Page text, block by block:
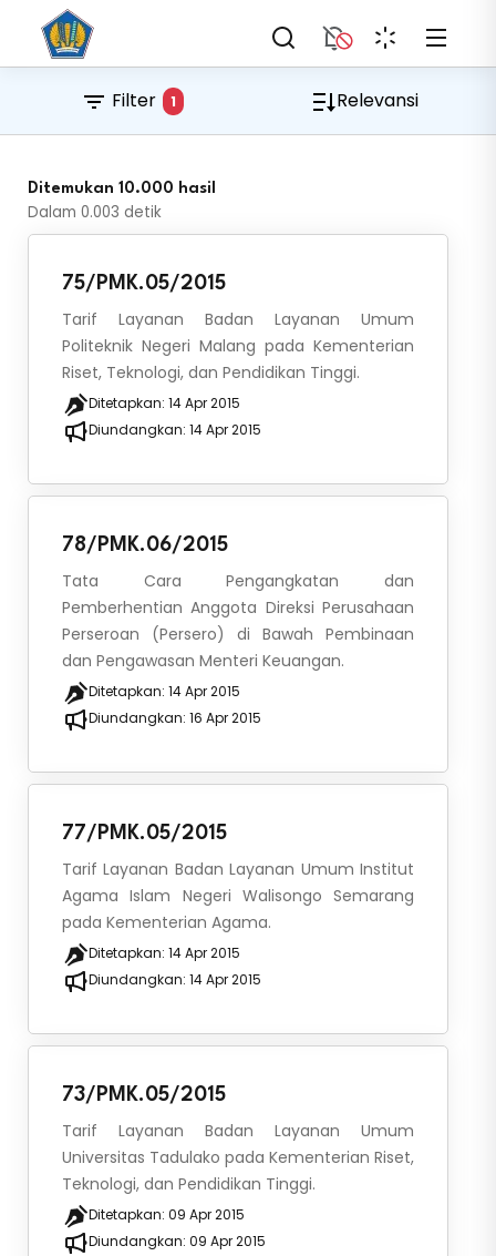
Filter 1 Relevansi
Ditemukan 10.000 hasil
Dalam 0.003 detik
75/PMK.05/2015
Tarif Layanan Badan Layanan Umum
Politeknik Negeri Malang pada Kementerian
Riset, Teknologi, dan Pendidikan Tinggi.
Ditetapkan: 14 Apr 2015
Diundangkan: 14 Apr 2015
78/PMK.06/2015
Tata Cara Pengangkatan dan
Pemberhentian Anggota Direksi Perusahaan
Perseroan (Persero) di Bawah Pembinaan
dan Pengawasan Menteri Keuangan.
Ditetapkan: 14 Apr 2015
Diundangkan: 16 Apr 2015
77/PMK.05/2015
Tarif Layanan Badan Layanan Umum Institut
Agama Islam Negeri Walisongo Semarang
pada Kementerian Agama.
Ditetapkan: 14 Apr 2015
Diundangkan: 14 Apr 2015
73/PMK.05/2015
Tarif Layanan Badan Layanan Umum
Universitas Tadulako pada Kementerian Riset,
Teknologi, dan Pendidikan Tinggi.
Ditetapkan: 09 Apr 2015
Diundangkan: 09 Apr 2015